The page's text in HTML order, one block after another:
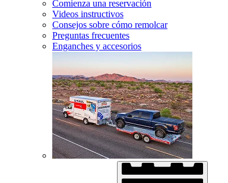
Comienza una reservación
Videos instructivos
Consejos sobre cómo remolcar
Preguntas frecuentes
Enganches y accesorios